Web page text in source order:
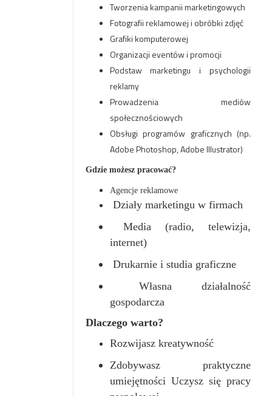
Tworzenia kampanii marketingowych
Fotografii reklamowej i obróbki zdjęć
Grafiki komputerowej
Organizacji eventów i promocji
Podstaw marketingu i psychologii
reklamy
Prowadzenia mediów
społecznościowych
Obsługi programów graficznych (np.
Adobe Photoshop, Adobe Illustrator)
Gdzie możesz pracować?
Agencje reklamowe
Działy marketingu w firmach
Media (radio, telewizja,
internet)
Drukarnie i studia graficzne
Własna działalność
gospodarcza
Dlaczego warto?
Rozwijasz kreatywność
Zdobywasz praktyczne
umiejętnościUczysz się pracy